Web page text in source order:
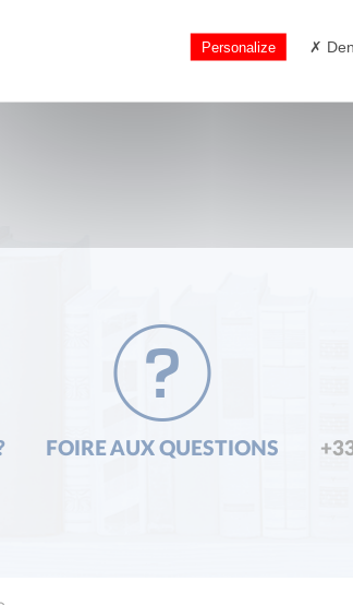
FOIRE AUX QUESTIONS
Personalize